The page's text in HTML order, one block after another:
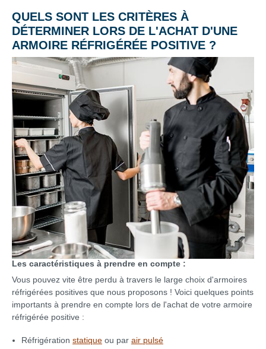
QUELS SONT LES CRITÈRES À
DÉTERMINER LORS DE L'ACHAT D'UNE
ARMOIRE RÉFRIGÉRÉE POSITIVE ?
Les caractéristiques à prendre en compte :
Vous pouvez vite être perdu à travers le large choix d'armoires
réfrigérées positives que nous proposons ! Voici quelques points
importants à prendre en compte lors de l'achat de votre armoire
réfrigérée positive :
Réfrigération statique ou par air pulsé